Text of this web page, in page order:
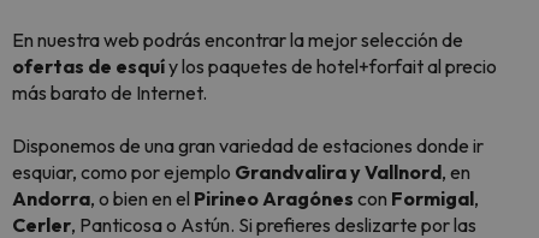
En nuestra web podrás encontrar la mejor selección de
ofertas de esquíy los paquetes de hotel+forfait al precio
más barato de Internet.
Disponemos de una gran variedad de estaciones donde ir
esquiar, como por ejemplo Grandvalira y Vallnord, en
Andorra, o bien en el Pirineo Aragónes con Formigal,
Cerler, Panticosa o Astún. Si prefieres deslizarte por las